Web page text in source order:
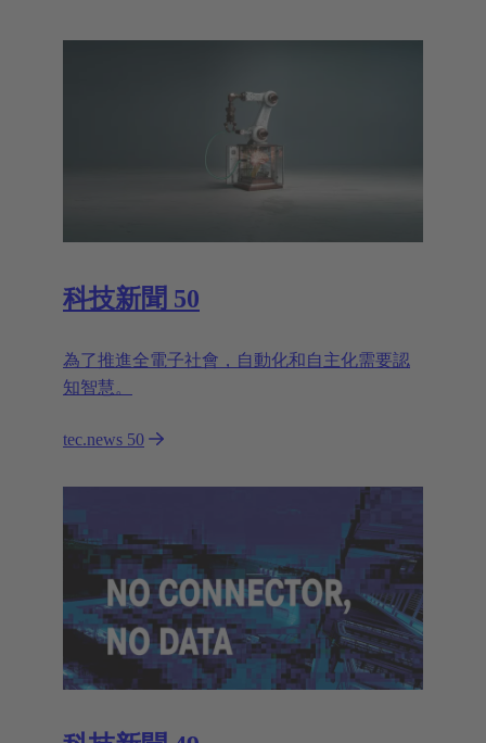
科技新聞 50
為了推進全電子社會，自動化和自主化需要認
知智慧。
tec.news 50